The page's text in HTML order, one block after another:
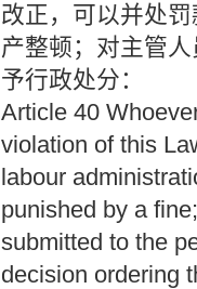
改正，可以并处
产整顿；对主管
予行政处分：
Article 40
violation of this
labour
punished by a
submitted to the
decision ordering